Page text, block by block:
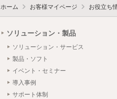
ホーム お客様マイページ お役立ち
ソリューション・製品
ソリューション・サービス
製品・ソフト
イベント・セミナー
導入事例
サポート体制